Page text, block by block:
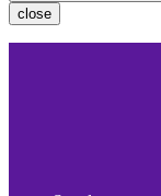
close